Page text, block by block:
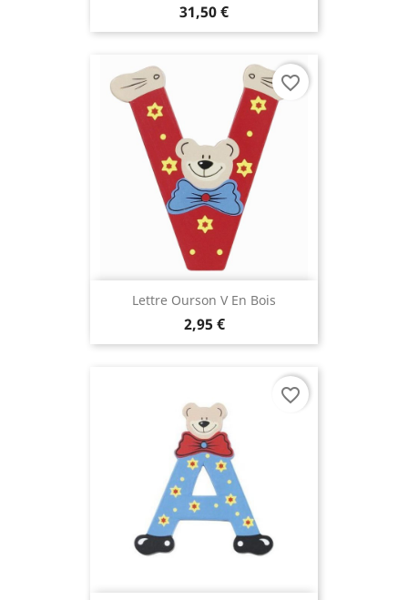
31,50 €
Lettre Ourson V En Bois
2,95 €
favorite_border
favorite_border